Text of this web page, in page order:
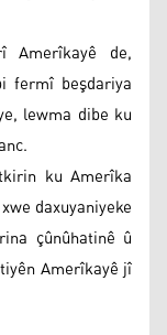
Amerîkayê de,
fermî beşdariya
lewma dibe ku
ku Amerîka
daxuyaniyeke
çûnûhatinê û
Amerîkayê jî